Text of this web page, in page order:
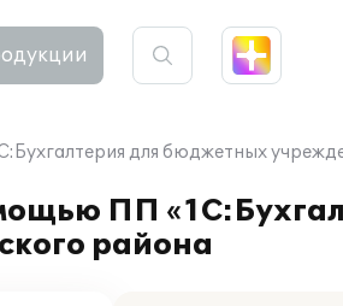
для бюджетных
ПП
района